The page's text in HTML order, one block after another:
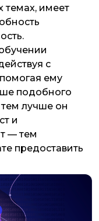
темах, имеет
с
ему
подобного
лучше он
и
— тем
предоставить